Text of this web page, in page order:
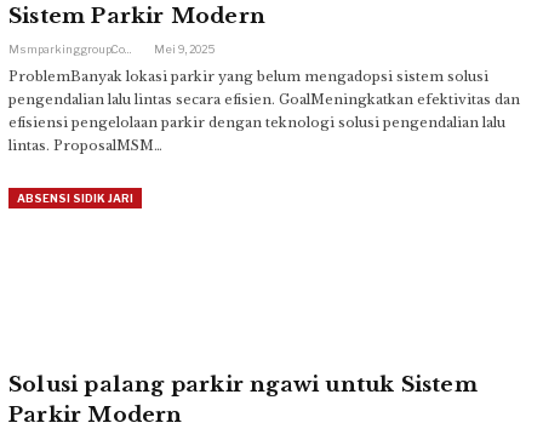
Sistem Parkir Modern
Mei 9, 2025
ProblemBanyak lokasi parkir yang belum mengadopsi sistem solusi
pengendalian lalu lintas secara efisien. GoalMeningkatkan efektivitas dan
efisiensi pengelolaan parkir dengan teknologi solusi pengendalian lalu
lintas. ProposalMSM…
ABSENSI SIDIK JARI
Solusi palang parkir ngawi untuk Sistem
Parkir Modern